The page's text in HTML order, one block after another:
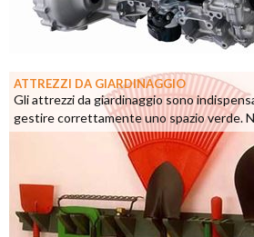
ATTREZZI DA GIARDINAGGIO
Gli attrezzi da giardinaggio sono
gestire correttamente uno spazio verde.